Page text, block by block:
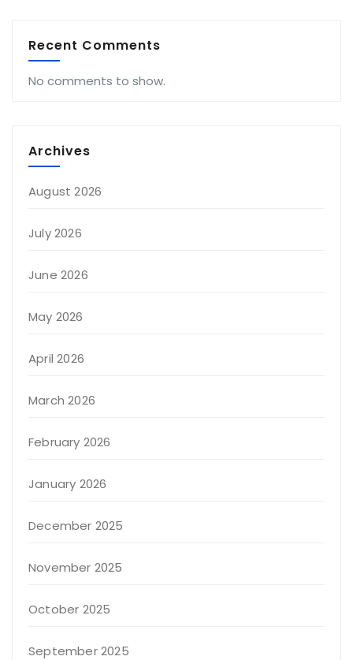
Recent Comments
No comments to show.
Archives
August 2026
July 2026
June 2026
May 2026
April 2026
March 2026
February 2026
January 2026
December 2025
November 2025
October 2025
September 2025